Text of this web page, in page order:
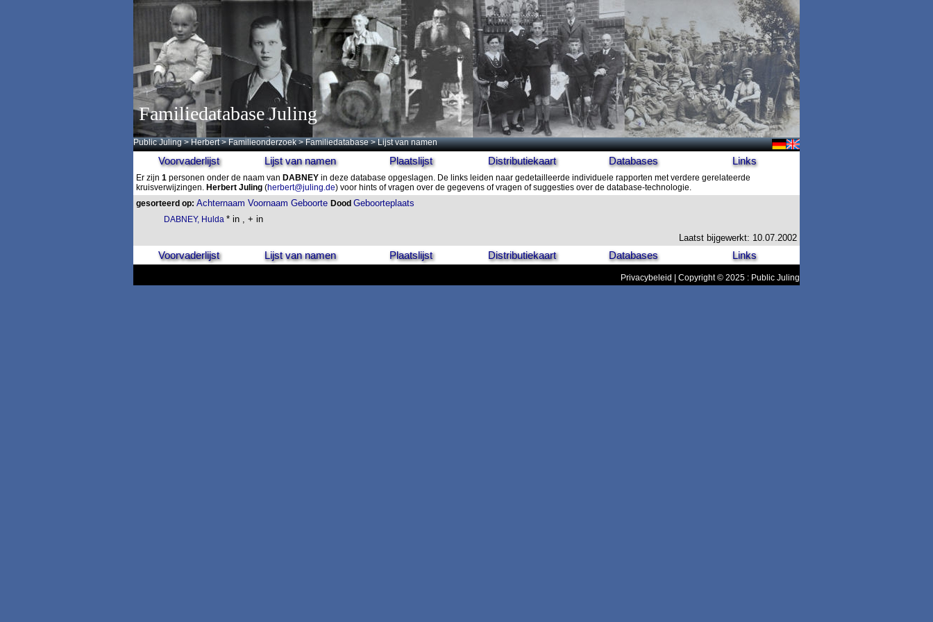
Familiedatabase Juling
Public Juling >Herbert >Familieonderzoek >Familiedatabase > Lijst van namen
Voorvaderlijst Lijst van namen Plaatslijst Distributiekaart Databases Links
Er zijn 1 personen onder de naam van DABNEY in deze database opgeslagen. De links leiden naar gedetailleerde individuele rapporten met verdere gerelateerde
kruisverwijzingen. Herbert Juling (herbert@juling.de) voor hints of vragen over de gegevens of vragen of suggesties over de database-technologie.
gesorteerd op: Achternaam Voornaam Geboorte Dood Geboorteplaats
DABNEY, Hulda * in , + in
Laatst bijgewerkt: 10.07.2002
Voorvaderlijst Lijst van namen Plaatslijst Distributiekaart Databases Links
Privacybeleid | Copyright © 2025 : Public Juling